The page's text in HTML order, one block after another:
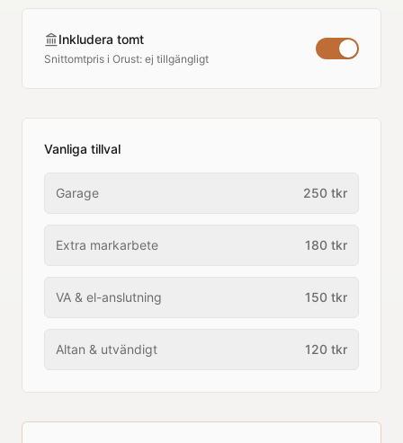
Inkludera tomt
Snittomtpris i Orust: ej tillgängligt
Vanliga tillval
Garage 250 tkr
Extra markarbete 180 tkr
VA & el-anslutning 150 tkr
Altan & utvändigt 120 tkr